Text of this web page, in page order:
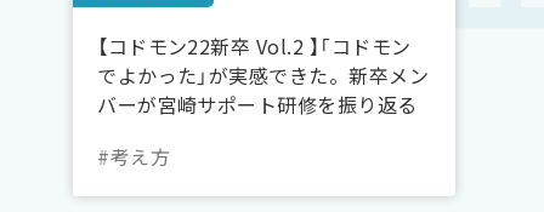
【コドモン22新卒 Vol.2 】「コドモン
でよかった」が実感できた。新卒メン
バーが宮崎サポート研修を振り返る
#考え方